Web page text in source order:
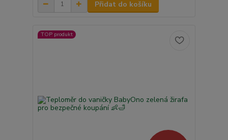
Přidat do košíku
TOP produkt